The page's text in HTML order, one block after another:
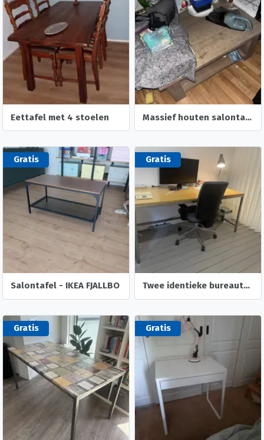
Eettafel met 4 stoelen Massief houten salontafel
Gratis
Salontafel - IKEA FJALLBO
Gratis
Twee identieke bureautafels hout/metaal
Gratis Gratis